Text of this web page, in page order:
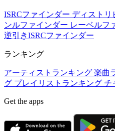
ISRCファインダー ディストリ
ンルファインダー レーベルフ
逆引きISRCファインダー
ランキング
アーティストランキング 楽曲
グ プレイリストランキング チ
Get the apps